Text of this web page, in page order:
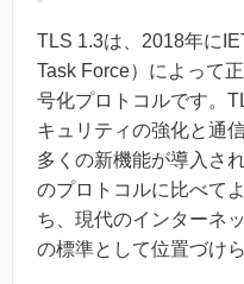
TLS 1.3は、2018年に
Task Force）によって
号化プロトコルです。
キュリティの強化と通
多くの新機能が導入さ
のプロトコルに比べて
ち、現代のインターネ
の標準として位置づけ